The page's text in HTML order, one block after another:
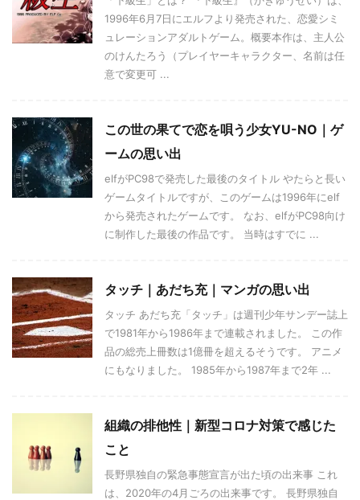
1996年6月7日にエルフより発売された、恋愛シミ
ュレーションアダルトゲーム。概要本作は、主人公
のけんたろう（プレイヤーキャラクター、名前は任
意で変更可 ...
この世の果てで恋を唄う少女YU-NO｜ゲ
ームの思い出
elfがPC98で発売した最後のタイトル やたらと長い
ゲームタイトルですが、このゲームは1996年にelf
から発売されたゲームです。 なお、elfがPC98向け
に制作した最後の作品です。 当時はすでに ...
タッチ｜あだち充｜マンガの思い出
タッチ あだち充「タッチ」は週刊少年サンデー誌上
で1981年から1986年まで連載されました。 この作
品の総売上冊数は1億冊を超えるそうです。 アニメ
にもなりました。 1985年から1987年まで2年 ...
組織の排他性｜新型コロナ対策で感じた
こと
長野県独自の緊急事態宣言が出た頃の出来事 これ
は、2020年の4月ごろの出来事です。 長野県独自